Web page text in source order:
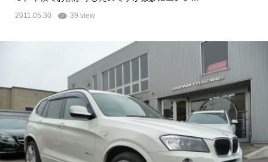
2011.05.30 39 view